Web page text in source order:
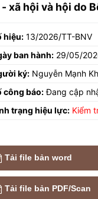
xã hội và hội do
hiệu: 13/2026/TT-BNV
ban hành: 29/05/
ký: Nguyễn Mạnh
công báo:Đang cập
trạng hiệu lực: Kiểm
Tải file bản word
Tải file bản PDF/Scan